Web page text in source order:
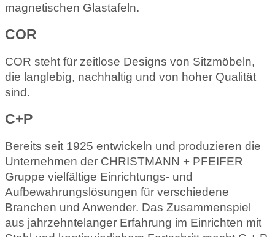
magnetischen Glastafeln.
COR
COR steht für zeitlose Designs von Sitzmöbeln,
die langlebig, nachhaltig und von hoher Qualität
sind.
C+P
Bereits seit 1925 entwickeln und produzieren die
Unternehmen der CHRISTMANN + PFEIFER
Gruppe vielfältige Einrichtungs- und
Aufbewahrungslösungen für verschiedene
Branchen und Anwender. Das Zusammenspiel
aus jahrzehntelanger Erfahrung im Einrichten mit